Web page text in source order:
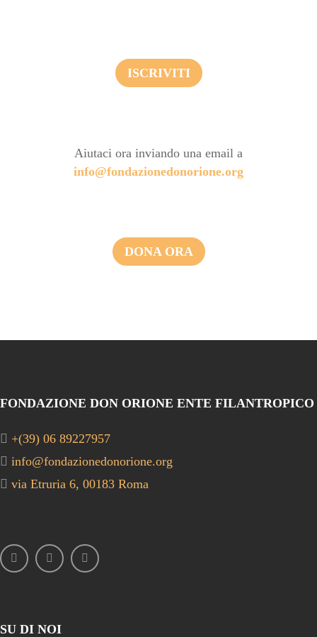
ISCRIVITI
Aiutaci ora inviando una email a
info@fondazionedonorione.org
DONA ORA
FONDAZIONE DON ORIONE ENTE FILANTROPICO
+(39) 06 89227957
info@fondazionedonorione.org
via Etruria 6, 00183 Roma
SU DI NOI